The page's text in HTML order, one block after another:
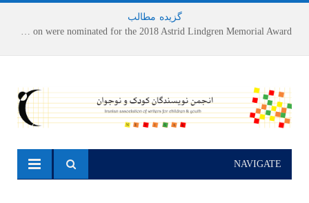
گزیده مطالب
NAVIGATE